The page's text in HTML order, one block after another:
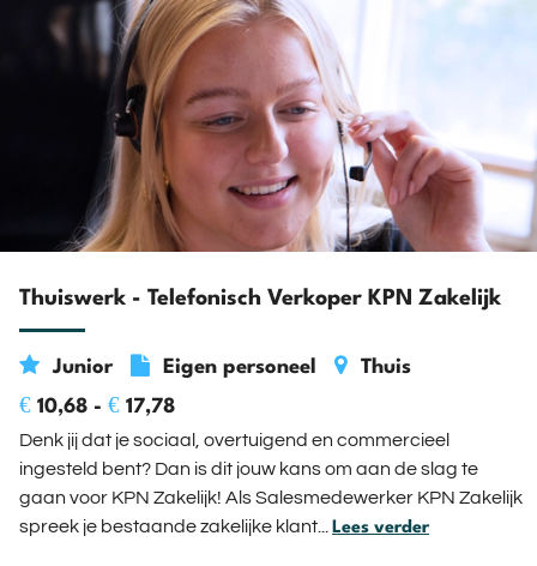
Thuiswerk - Telefonisch Verkoper KPN Zakelijk
Junior Eigen personeel Thuis
€ 10,68 - € 17,78
Denk jij dat je sociaal, overtuigend en commercieel
ingesteld bent? Dan is dit jouw kans om aan de slag te
gaan voor KPN Zakelijk! Als Salesmedewerker KPN Zakelijk
spreek je bestaande zakelijke klant...
Lees verder